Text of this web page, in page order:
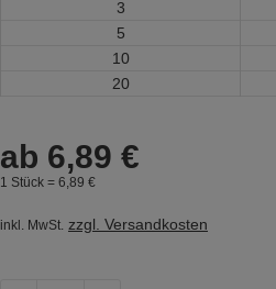
3
5
10
20
ab 6,89 €
1 Stück = 6, 89 €
inkl. MwSt. zzgl. Versandkosten